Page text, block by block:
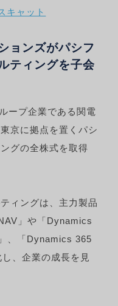
キャット
ョンズがパシフ
ティングを子会
ープ企業である関電
京に拠点を置くパシ
グの全株式を取得
ィングは、主力製品
」や「Dynamics
、「Dynamics 365
、企業の成長を見